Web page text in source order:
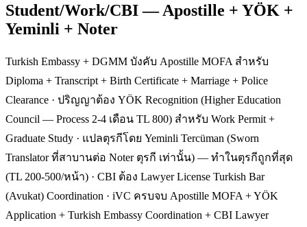
Student/Work/CBI — Apostille + YÖK +
Yeminli + Noter
Turkish Embassy + DGMM บังคับ Apostille MOFA สำหรับ
Diploma + Transcript + Birth Certificate + Marriage + Police
Clearance · ปริญญาต้อง YÖK Recognition (Higher Education
Council — Process 2-4 เดือน TL 800) สำหรับ Work Permit +
Graduate Study · แปลตุรกีโดย Yeminli Tercüman (Sworn
Translator ที่สาบานต่อ Noter ตุรกี เท่านั้น) — ทำในตุรกีถูกที่สุด
(TL 200-500/หน้า) · CBI ต้อง Lawyer License Turkish Bar
(Avukat) Coordination · iVC ครบจบ Apostille MOFA + YÖK
Application + Turkish Embassy Coordination + CBI Lawyer